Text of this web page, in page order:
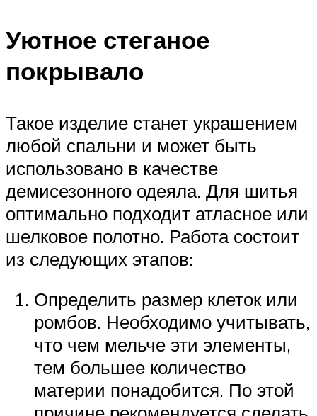
Уютное стеганое
покрывало
Такое изделие станет украшением
любой спальни и может быть
использовано в качестве
демисезонного одеяла. Для шитья
оптимально подходит атласное или
шелковое полотно. Работа состоит
из следующих этапов:
Определить размер клеток или
ромбов. Необходимо учитывать,
что чем мельче эти элементы,
тем большее количество
материи понадобится. По этой